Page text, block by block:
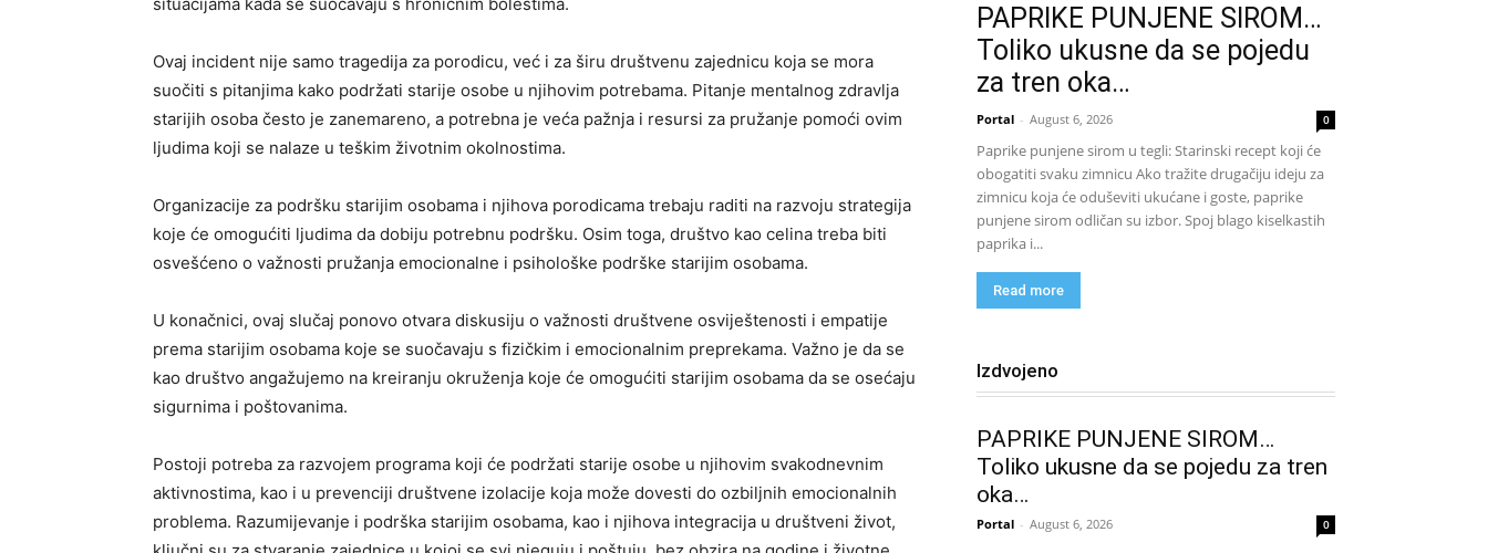
Ovaj incident nije samo tragedija za porodicu, već i za širu društvenu zajednicu koja se mora
suočiti s pitanjima kako podržati starije osobe u njihovim potrebama. Pitanje mentalnog zdravlja
starijih osoba često je zanemareno, a potrebna je veća pažnja i resursi za pružanje pomoći ovim
ljudima koji se nalaze u teškim životnim okolnostima.
Organizacije za podršku starijim osobama i njihova porodicama trebaju raditi na razvoju strategija
koje će omogućiti ljudima da dobiju potrebnu podršku. Osim toga, društvo kao celina treba biti
osvešćeno o važnosti pružanja emocionalne i psihološke podrške starijim osobama.
U konačnici, ovaj slučaj ponovo otvara diskusiju o važnosti društvene osviještenosti i empatije
prema starijim osobama koje se suočavaju s fizičkim i emocionalnim preprekama. Važno je da se
kao društvo angažujemo na kreiranju okruženja koje će omogućiti starijim osobama da se osećaju
sigurnima i poštovanima.
Postoji potreba za razvojem programa koji će podržati starije osobe u njihovim svakodnevnim
aktivnostima, kao i u prevenciji društvene izolacije koja može dovesti do ozbiljnih emocionalnih
problema. Razumijevanje i podrška starijim osobama, kao i njihova integracija u društveni život,
PAPRIKE PUNJENE SIROM…
Toliko ukusne da se pojedu
za tren oka…
Portal - August 6, 2026 0
Paprike punjene sirom u tegli: Starinski recept koji će
obogatiti svaku zimnicu Ako tražite drugačiju ideju za
zimnicu koja će oduševiti ukućane i goste, paprike
punjene sirom odličan su izbor. Spoj blago kiselkastih
paprika i...
Read more
Izdvojeno
PAPRIKE PUNJENE SIROM…
Toliko ukusne da se pojedu za tren
oka…
Portal - August 6, 2026 0